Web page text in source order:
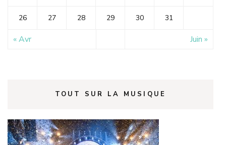
26 27 28 29 30 31
« Avr Juin »
TOUT SUR LA MUSIQUE